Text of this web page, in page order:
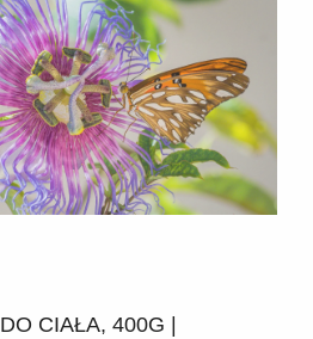
CIAŁA, 400G |